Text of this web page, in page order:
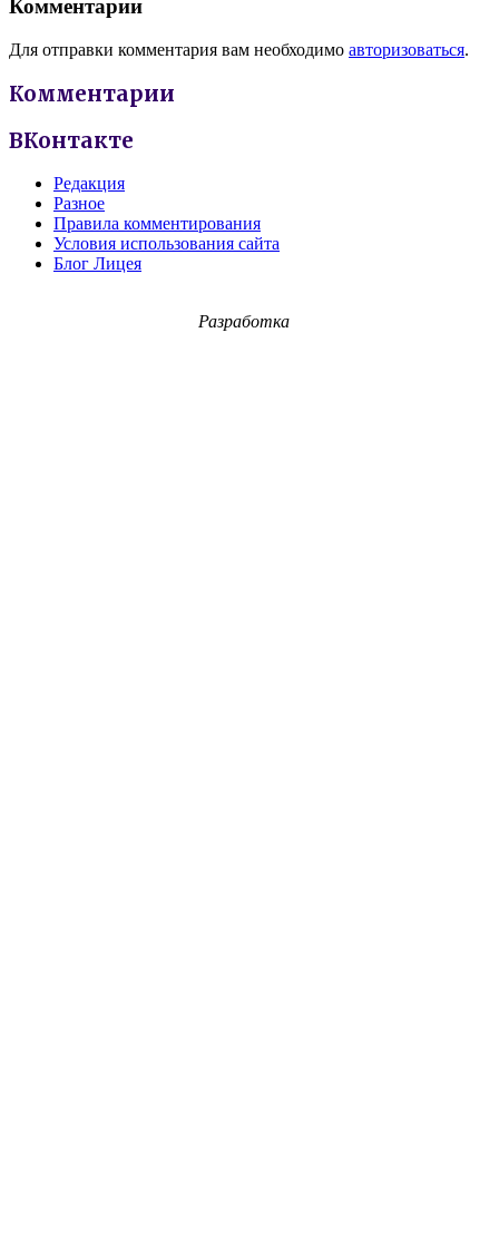
Комментарии
Для отправки комментария вам необходимо авторизоваться.
Комментарии
ВКонтакте
Редакция
Разное
Правила комментирования
Условия использования сайта
Блог Лицея
Разработка